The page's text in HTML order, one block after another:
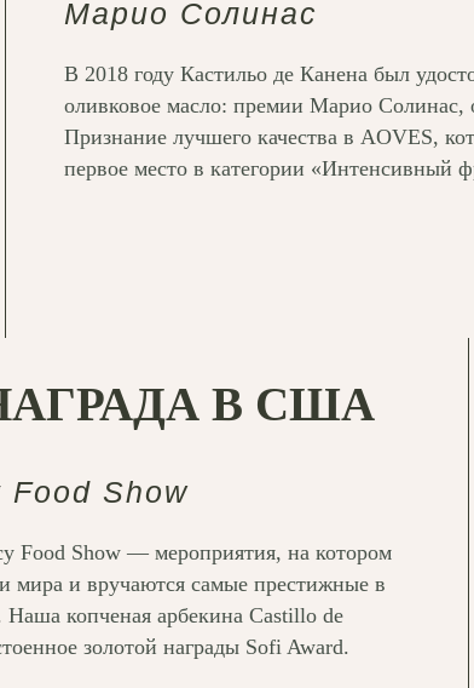
Марио Солинас
В 2018 году Кастильо де Канена был
оливковое масло: премии Марио
Признание лучшего качества в AOVES,
первое место в категории «Интенсивный
В США
Show
Food Show — мероприятия, на котором
мира и вручаются самые престижные в
копченая арбекина Castillo de
золотой награды Sofi Award.